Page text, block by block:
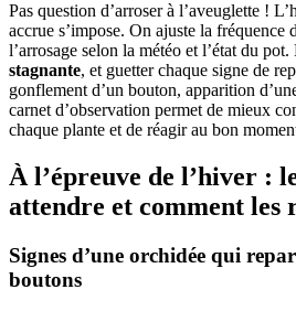
Pas question d’arroser à l’aveuglette !
accrue s’impose. On ajuste la fréquence
l’arrosage selon la météo et l’état du pot.
stagnante, et guetter chaque signe de
gonflement d’un bouton, apparition
carnet d’observation permet de mieux
chaque plante et de réagir au bon
À l’épreuve de l’hiver :
attendre et comment les
Signes d’une orchidée qui
boutons